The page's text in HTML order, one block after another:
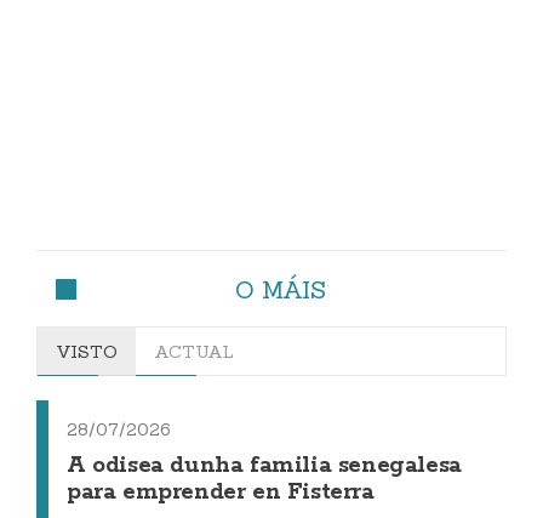
O MÁIS
VISTO ACTUAL
28/07/2026
A odisea dunha familia senegalesa
para emprender en Fisterra